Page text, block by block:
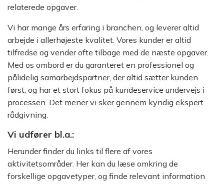
relaterede opgaver.
Vi har mange års erfaring i branchen, og leverer altid
arbejde i allerhøjeste kvalitet. Vores kunder er altid
tilfredse og vender ofte tilbage med de næste opgaver.
Med os ombord er du garanteret en professionel og
pålidelig samarbejdspartner, der altid sætter kunden
først, og har et stort fokus på kundeservice undervejs i
processen. Det mener vi sker gennem kyndig ekspert
rådgivning.
Vi udfører bl.a.:
Herunder finder du links til flere af vores
aktivitetsområder. Her kan du læse omkring de
forskellige opgavetyper, og finde relevant information